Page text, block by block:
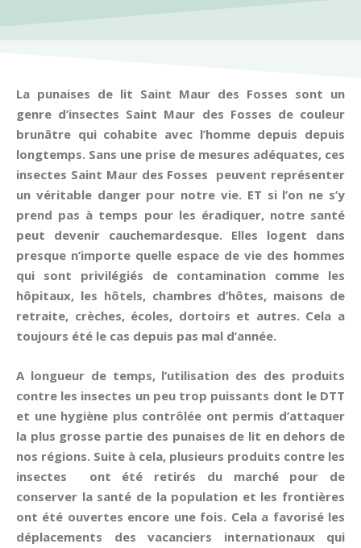
La punaises de lit Saint Maur des Fosses sont un
genre d’insectes Saint Maur des Fosses de couleur
brunâtre qui cohabite avec l’homme depuis depuis
longtemps. Sans une prise de mesures adéquates, ces
insectes Saint Maur des Fosses peuvent représenter
un véritable danger pour notre vie. ET si l’on ne s’y
prend pas à temps pour les éradiquer, notre santé
peut devenir cauchemardesque. Elles logent dans
presque n’importe quelle espace de vie des hommes
qui sont privilégiés de contamination comme les
hôpitaux, les hôtels, chambres d’hôtes, maisons de
retraite, crèches, écoles, dortoirs et autres. Cela a
toujours été le cas depuis pas mal d’année.
A longueur de temps, l’utilisation des des produits
contre les insectes un peu trop puissants dont le DTT
et une hygiène plus contrôlée ont permis d’attaquer
la plus grosse partie des punaises de lit en dehors de
nos régions. Suite à cela, plusieurs produits contre les
insectes ont été retirés du marché pour de
conserver la santé de la population et les frontières
ont été ouvertes encore une fois. Cela a favorisé les
déplacements des vacanciers internationaux qui